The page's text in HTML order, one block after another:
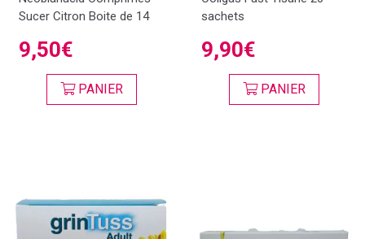
Sucer Citron Boite de 14
9,50€
PANIER
sachets
9,90€
PANIER